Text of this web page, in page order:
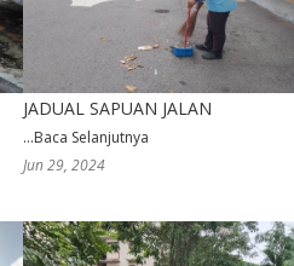
JADUAL SAPUAN JALAN
...Baca Selanjutnya
Jun 29, 2024